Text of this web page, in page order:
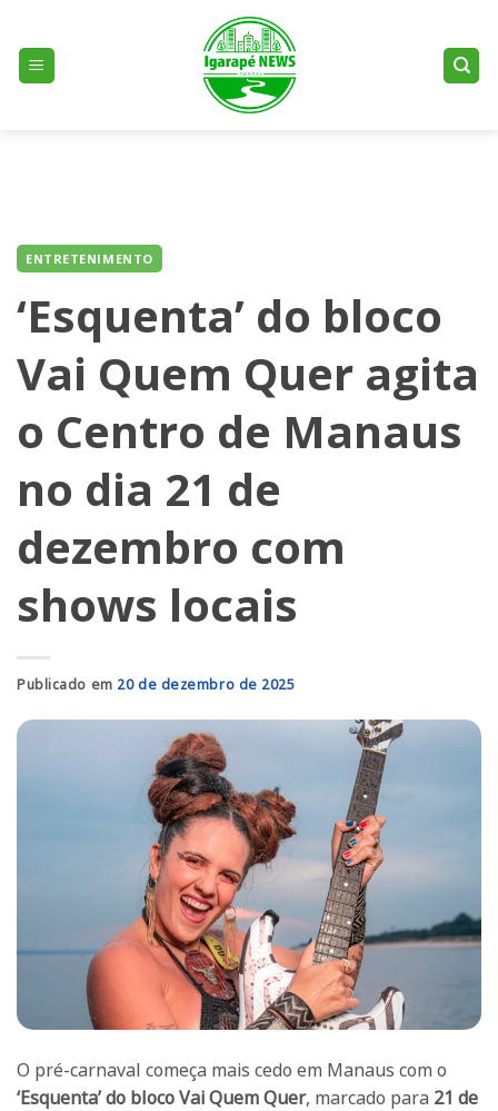
content
ENTRETENIMENTO
‘Esquenta’ do bloco
Vai Quem Quer agita
o Centro de Manaus
no dia 21 de
dezembro com
shows locais
Publicado em 20 de dezembro de 2025
O pré-carnaval começa mais cedo em Manaus com o
‘Esquenta’ do bloco Vai Quem Quer, marcado para 21 de